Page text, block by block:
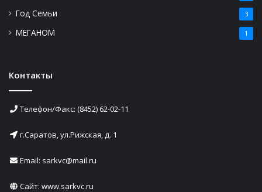
Год Семьи 3
МЕГАНОМ 1
Контакты
Телефон/Факс: (8452) 62-02-11
г.Саратов, ул.Рижская, д. 1
Email: sarkvc@mail.ru
Сайт: www.sarkvc.ru